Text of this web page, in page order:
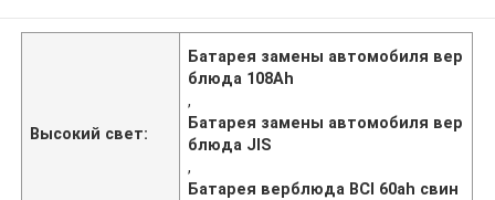
Высокий свет:
Батарея замены автомобиля вер
блюда 108Ah
,
Батарея замены автомобиля вер
блюда JIS
,
Батарея верблюда BCI 60ah свин